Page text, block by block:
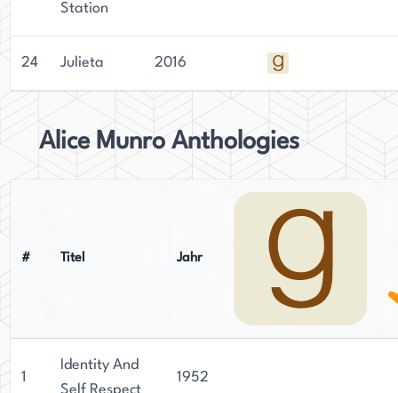
Station
24 Julieta 2016
Alice Munro Anthologies
# Titel Jahr
1
Identity And
Self Respect
1952